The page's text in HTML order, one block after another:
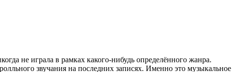
не играла в рамках какого-нибудь определённого жанра.
звучания на последних записях. Именно это музыкальное